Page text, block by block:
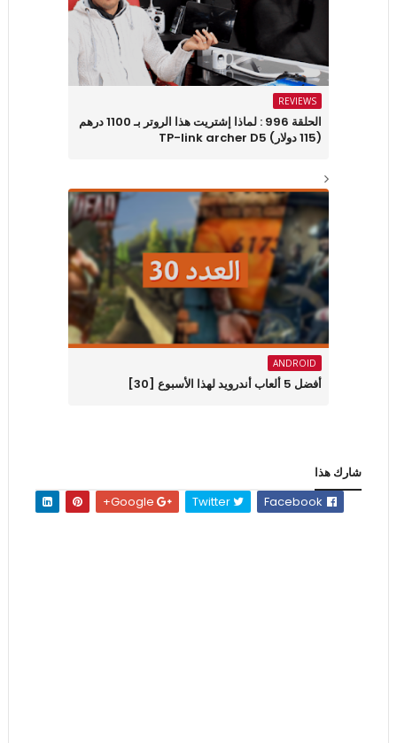
REVIEWS
الحلقة 996 : لماذا إشتريت هذا الروتر بـ 1100 درهم
(115 دولار) TP-link archer D5
ANDROID
أفضل 5 ألعاب أندرويد لهذا الأسبوع [30]
شارك هذا
Twitter